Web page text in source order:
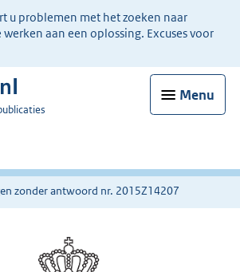
u problemen met het zoeken naar
aan een oplossing. Excuses voor
Menu
zonder antwoord nr. 2015Z14207